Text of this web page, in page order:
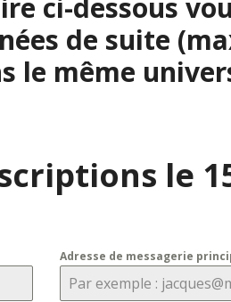
ci-dessous
de suite
le même
le
Adresse de messagerie